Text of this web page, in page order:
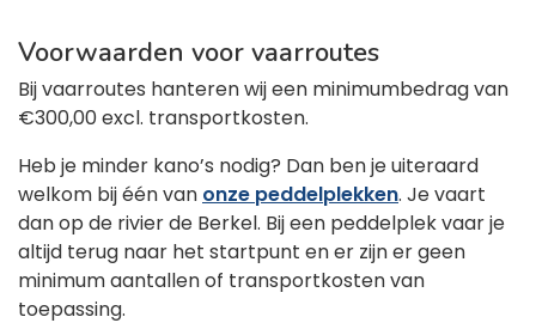
Voorwaarden voor vaarroutes
Bij vaarroutes hanteren wij een minimumbedrag van
€300,00 excl. transportkosten.
Heb je minder kano’s nodig? Dan ben je uiteraard
welkom bij één van onze peddelplekken. Je vaart
dan op de rivier de Berkel. Bij een peddelplek vaar je
altijd terug naar het startpunt en er zijn er geen
minimum aantallen of transportkosten van
toepassing.